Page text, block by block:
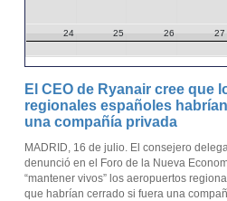
24 25 26 27
El CEO de Ryanair cree que
regionales españoles
una compañía privada
MADRID, 16 de julio. El consejero
denunció en el Foro de la Nueva
“mantener vivos” los aeropuertos
que habrían cerrado si fuera una